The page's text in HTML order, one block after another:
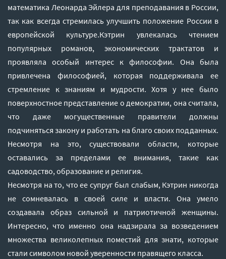
математика Леонарда Эйлера для преподавания в России,
так как всегда стремилась улучшить положение России в
европейской культуре.Кэтрин увлекалась чтением
популярных романов, экономических трактатов и
проявляла особый интерес к философии. Она была
привлечена философией, которая поддерживала ее
стремление к знаниям и мудрости. Хотя у нее было
поверхностное представление о демократии, она считала,
что даже могущественные правители должны
подчиняться закону и работать на благо своих подданных.
Несмотря на это, существовали области, которые
оставались за пределами ее внимания, такие как
садоводство, образование и религия.
Несмотря на то, что ее супруг был слабым, Кэтрин никогда
не сомневалась в своей силе и власти. Она умело
создавала образ сильной и патриотичной женщины.
Интересно, что именно она надзирала за возведением
множества великолепных поместий для знати, которые
стали символом новой уверенности правящего класса.